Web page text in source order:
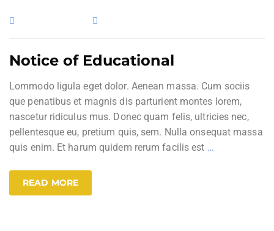
Notice of Educational
Lommodo ligula eget dolor. Aenean massa. Cum sociis
que penatibus et magnis dis parturient montes lorem,
nascetur ridiculus mus. Donec quam felis, ultricies nec,
pellentesque eu, pretium quis, sem. Nulla onsequat massa
quis enim. Et harum quidem rerum facilis est …
READ MORE